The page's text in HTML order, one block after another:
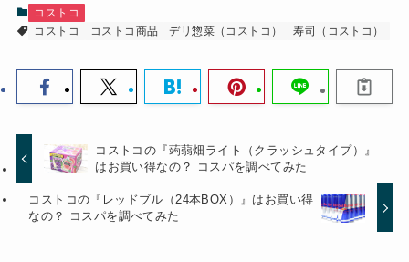
コストコ
コストコ
コストコ商品 デリ惣菜（コストコ） 寿司（コストコ）
コストコの『蒟蒻畑ライト（クラッシュタイプ）』
はお買い得なの？ コスパを調べてみた
コストコの『レッドブル（24本BOX）』はお買い得
なの？ コスパを調べてみた